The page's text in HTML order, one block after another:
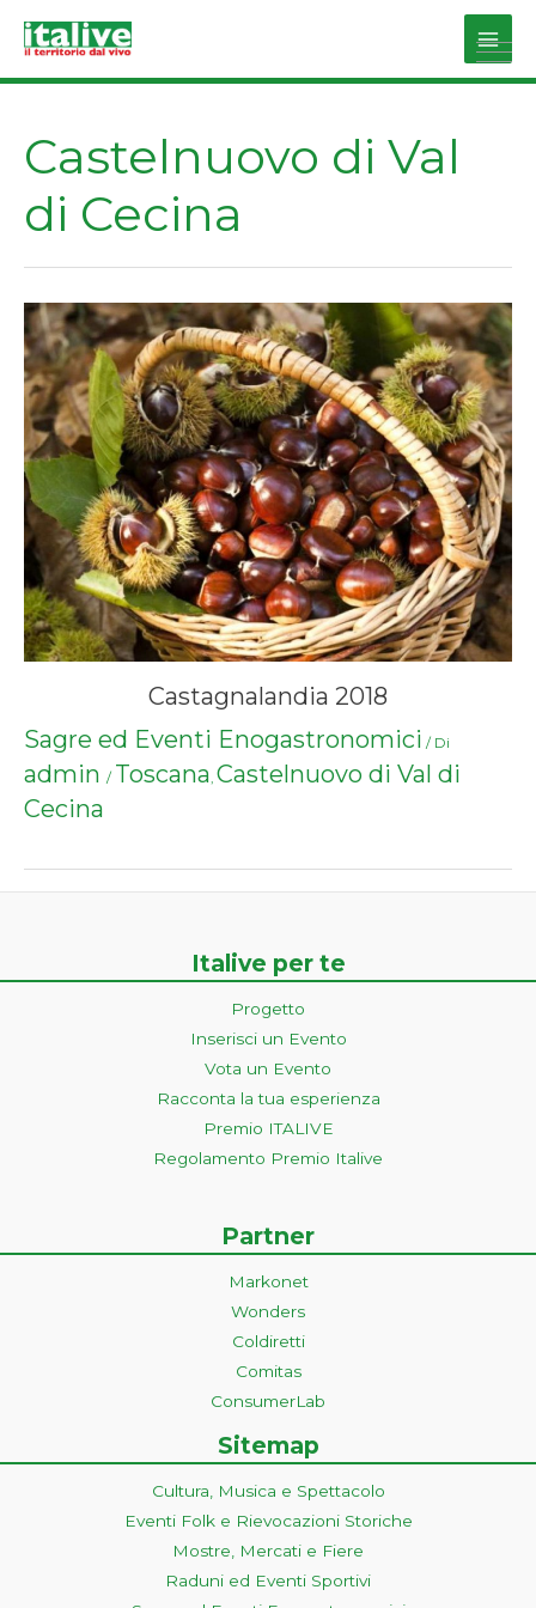
Main
Castelnuovo di Val
di Cecina
Castagnalandia 2018
Sagre ed Eventi Enogastronomici / Di
admin / Toscana, Castelnuovo di Val di
Cecina
Italive per te
Progetto
Inserisci un Evento
Vota un Evento
Racconta la tua esperienza
Premio ITALIVE
Regolamento Premio Italive
Partner
Markonet
Wonders
Coldiretti
Comitas
ConsumerLab
Sitemap
Cultura, Musica e Spettacolo
Eventi Folk e Rievocazioni Storiche
Mostre, Mercati e Fiere
Raduni ed Eventi Sportivi